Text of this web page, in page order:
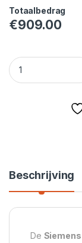
Totaalbedrag
€909.00
Siemens
Beschrijving
De